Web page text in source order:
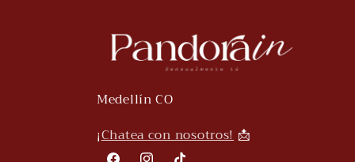
Medellín CO
¡Chatea con nosotros!📩